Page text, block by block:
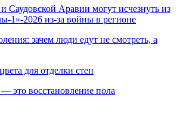
Саудовской Аравии могут исчезнуть из
1»-2026 из-за войны в регионе
зачем люди едут не смотреть, а
для отделки стен
это восстановление пола